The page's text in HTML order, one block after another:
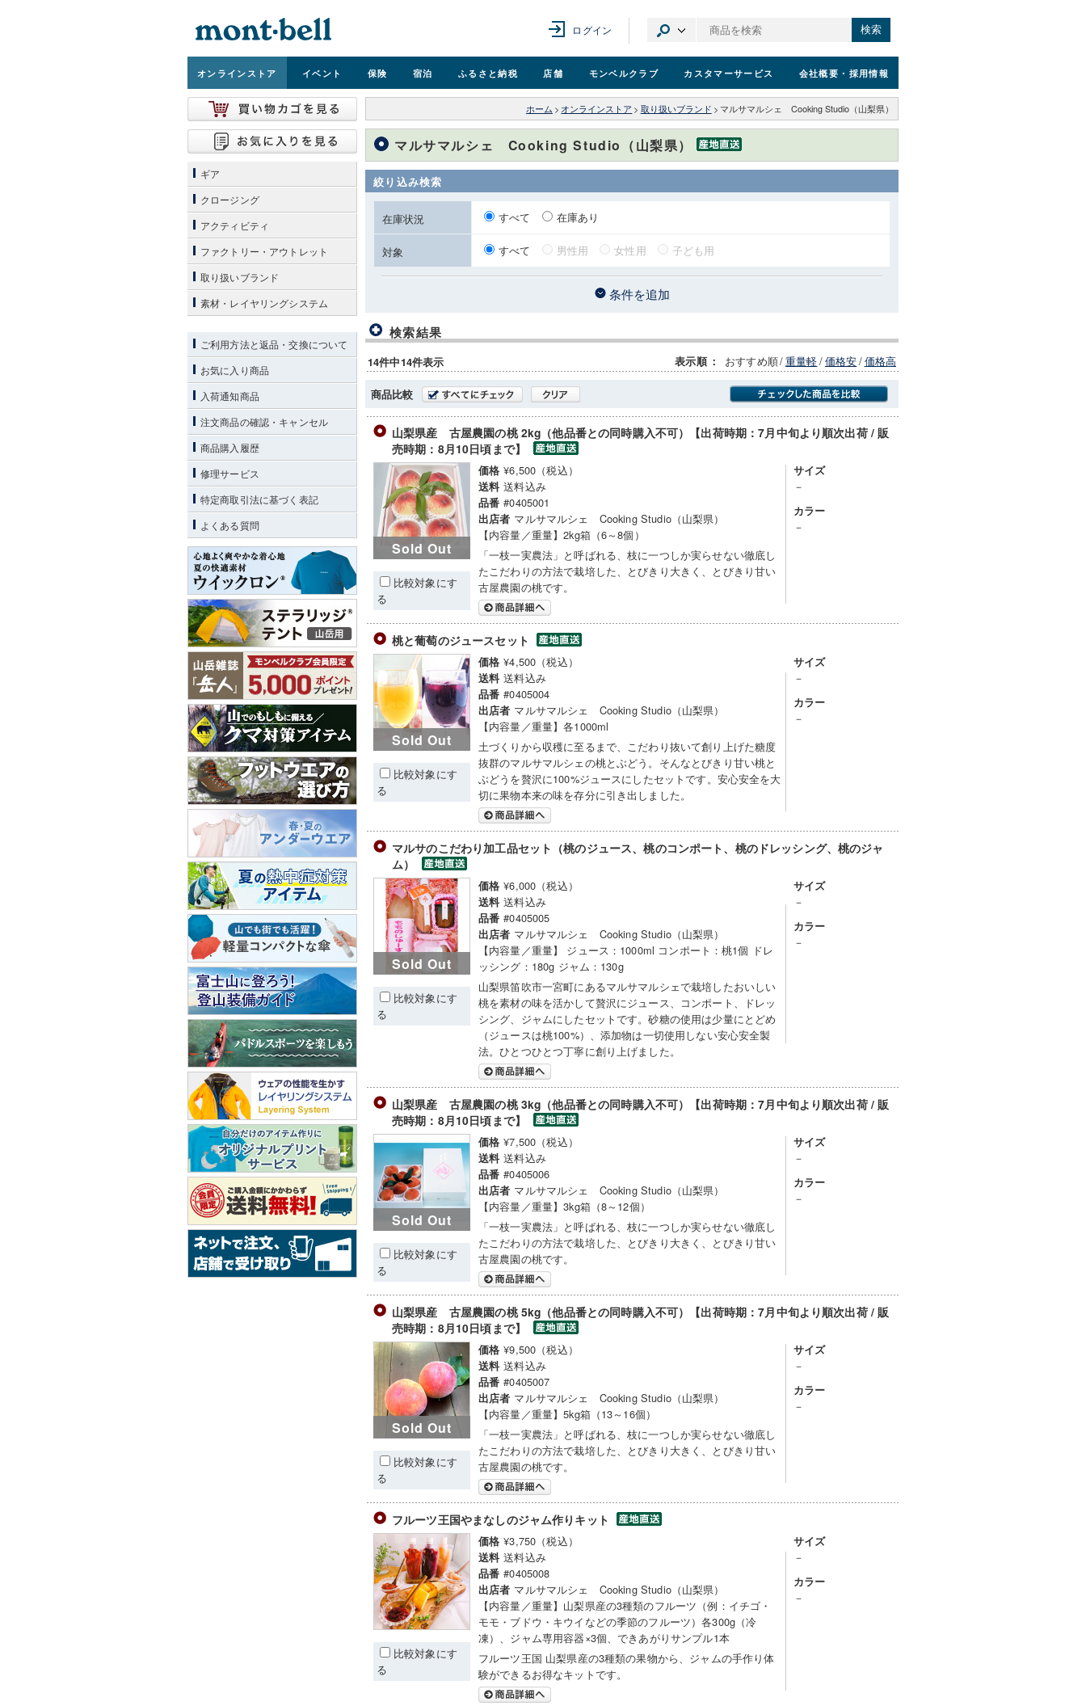
ログイン 検索
オンラインストア イベント 保険 宿泊 ふるさと納税 店舗 モンベルクラブ カスタマーサービス 会社概要 ・採用情報
ホーム > オンラインストア > 取り扱いブランド > マルサマルシェ Cooking Studio（山梨県）
マルサマルシェ Cooking Studio（山梨県）
絞り込み検索
在庫状況 すべて 在庫あり
対象 すべて 男性用 女性用 子ども用
条件を追加
検索結果
14件中14件表示 表示順 ： おすすめ順/重量軽/価格安/価格高
商品比較
商品にのみフォーカスする
山梨県産 古屋農園の桃 2kg（他品番との同時購入不可）【出荷時期：7月中旬より順次出荷 / 販
売時期：8月10日頃まで】
Sold Out
比較対象にす
る
価格 ¥6,500（税込）
送料 送料込み
品番 #0405001
出店者 マルサマルシェ Cooking Studio（山梨県）
【内容量／重量】2kg箱（6～8個）
「一枝一実農法」と呼ばれる、枝に一つしか実らせない徹底し
たこだわりの方法で栽培した、とびきり大きく、とびきり甘い
古屋農園の桃です。
サイズ
－
カラー
－
桃と葡萄のジュースセット
Sold Out
比較対象にす
る
価格 ¥4,500（税込）
送料 送料込み
品番 #0405004
出店者 マルサマルシェ Cooking Studio（山梨県）
【内容量／重量】各1000ml
土づくりから収穫に至るまで、こだわり抜いて創り上げた糖度
抜群のマルサマルシェの桃とぶどう。そんなとびきり甘い桃と
ぶどうを贅沢に100%ジュースにしたセットです。安心安全を大
切に果物本来の味を存分に引き出しました。
サイズ
－
カラー
－
マルサのこだわり加工品セット（桃のジュース、桃のコンポート、桃のドレッシング、桃のジャ
ム）
Sold Out
比較対象にす
る
価格 ¥6,000（税込）
送料 送料込み
品番 #0405005
出店者 マルサマルシェ Cooking Studio（山梨県）
【内容量／重量】 ジュース：1000ml コンポート：桃1個 ドレ
ッシング：180g ジャム：130g
山梨県笛吹市一宮町にあるマルサマルシェで栽培したおいしい
桃を素材の味を活かして贅沢にジュース、コンポート、ドレッ
シング、ジャムにしたセットです。砂糖の使用は少量にとどめ
（ジュースは桃100%）、添加物は一切使用しない安心安全製
法。ひとつひとつ丁寧に創り上げました。
サイズ
－
カラー
－
山梨県産 古屋農園の桃 3kg（他品番との同時購入不可）【出荷時期：7月中旬より順次出荷 / 販
売時期：8月10日頃まで】
Sold Out
比較対象にす
る
価格 ¥7,500（税込）
送料 送料込み
品番 #0405006
出店者 マルサマルシェ Cooking Studio（山梨県）
【内容量／重量】3kg箱（8～12個）
「一枝一実農法」と呼ばれる、枝に一つしか実らせない徹底し
たこだわりの方法で栽培した、とびきり大きく、とびきり甘い
古屋農園の桃です。
サイズ
－
カラー
－
山梨県産 古屋農園の桃 5kg（他品番との同時購入不可）【出荷時期：7月中旬より順次出荷 / 販
売時期：8月10日頃まで】
Sold Out
比較対象にす
る
価格 ¥9,500（税込）
送料 送料込み
品番 #0405007
出店者 マルサマルシェ Cooking Studio（山梨県）
【内容量／重量】5kg箱（13～16個）
「一枝一実農法」と呼ばれる、枝に一つしか実らせない徹底し
たこだわりの方法で栽培した、とびきり大きく、とびきり甘い
古屋農園の桃です。
サイズ
－
カラー
－
フルーツ王国やまなしのジャム作りキット
比較対象にす
る
価格 ¥3,750（税込）
送料 送料込み
品番 #0405008
出店者 マルサマルシェ Cooking Studio（山梨県）
【内容量／重量】山梨県産の3種類のフルーツ（例：イチゴ・
モモ・ブドウ・キウイなどの季節のフルーツ）各300g（冷
凍）、ジャム専用容器×3個、できあがりサンプル1本
フルーツ王国 山梨県産の3種類の果物から、ジャムの手作り体
験ができるお得なキットです。
サイズ
－
カラー
－
ギア
クロージング
アクティビティ
ファクトリー・アウトレット
取り扱いブランド
素材・レイヤリングシステム
ご利用方法と返品・交換について
お気に入り商品
入荷通知商品
注文商品の確認・キャンセル
商品購入履歴
修理サービス
特定商取引法に基づく表記
よくある質問